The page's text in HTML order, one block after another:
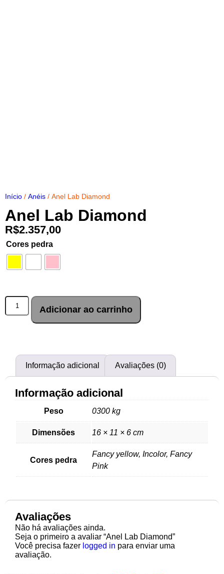
Início / Anéis / Anel Lab Diamond
Anel Lab Diamond
R$2.357,00
Cores pedra
Adicionar ao carrinho
Informação adicional Avaliações (0)
Informação adicional
Peso 0300 kg
Dimensões 16 × 11 × 6 cm
Cores pedra
Fancy yellow, Incolor, Fancy
Pink
Avaliações
Não há avaliações ainda.
Seja o primeiro a avaliar “Anel Lab Diamond”
Você precisa fazer logged in para enviar uma
avaliação.